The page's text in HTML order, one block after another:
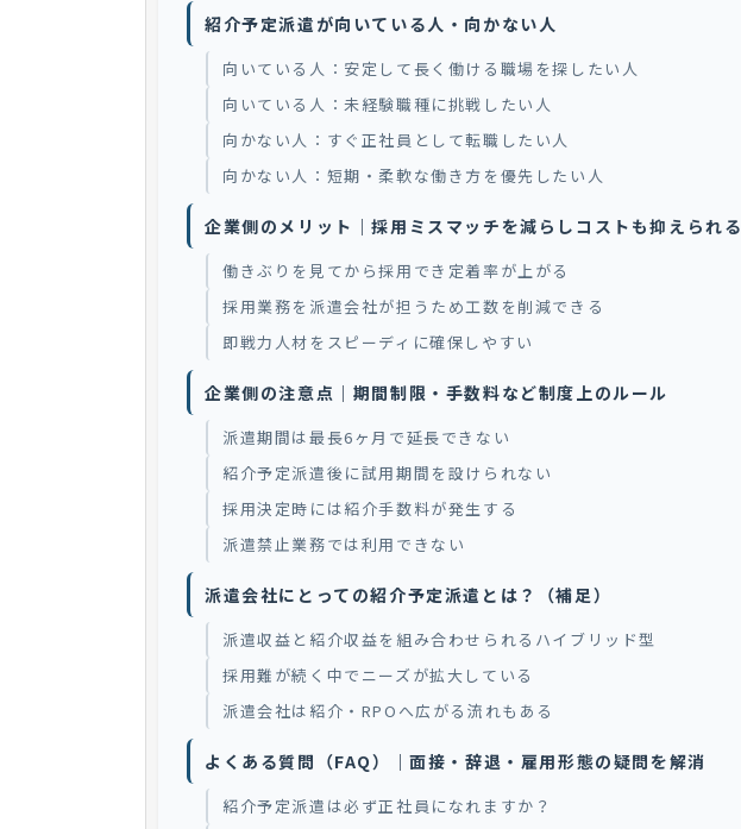
紹介予定派遣が向いている人・向かない人
向いている人：安定して長く働ける職場を探したい人
向いている人：未経験職種に挑戦したい人
向かない人：すぐ正社員として転職したい人
向かない人：短期・柔軟な働き方を優先したい人
企業側のメリット｜採用ミスマッチを減らしコストも抑えられる
働きぶりを見てから採用でき定着率が上がる
採用業務を派遣会社が担うため工数を削減できる
即戦力人材をスピーディに確保しやすい
企業側の注意点｜期間制限・手数料など制度上のルール
派遣期間は最長6ヶ月で延長できない
紹介予定派遣後に試用期間を設けられない
採用決定時には紹介手数料が発生する
派遣禁止業務では利用できない
派遣会社にとっての紹介予定派遣とは？（補足）
派遣収益と紹介収益を組み合わせられるハイブリッド型
採用難が続く中でニーズが拡大している
派遣会社は紹介・RPOへ広がる流れもある
よくある質問（FAQ）｜面接・辞退・雇用形態の疑問を解消
紹介予定派遣は必ず正社員になれますか？